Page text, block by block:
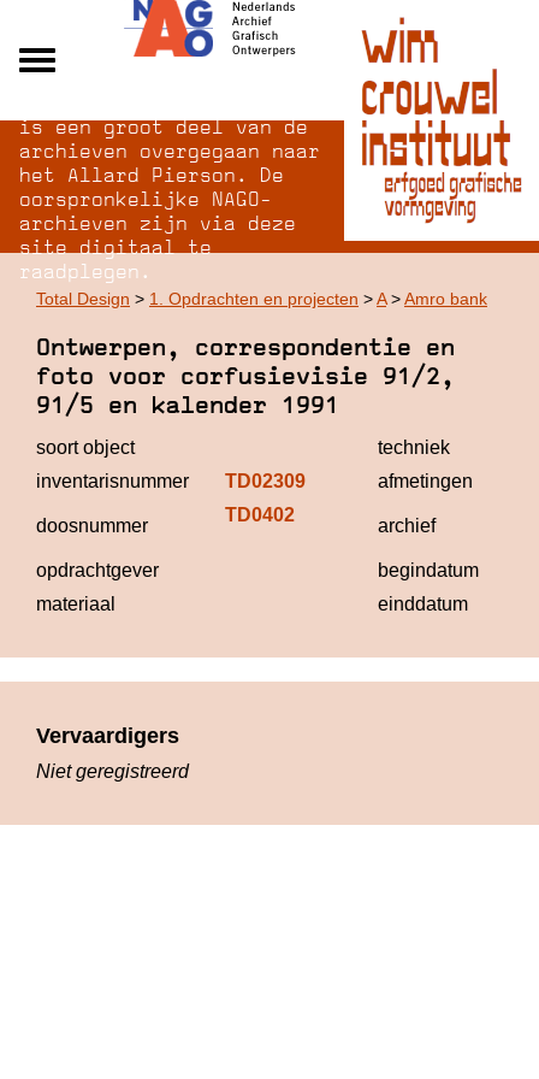
Over NAGO
Over WCI
Inloggen
is een groot deel van de
archieven overgegaan naar
het Allard Pierson. De
oorspronkelijke NAGO-
archieven zijn via deze
site digitaal te
raadplegen.
Total Design > 1. Opdrachten en projecten >A>Amro bank
Ontwerpen, correspondentie en
foto voor corfusievisie 91/2,
91/5 en kalender 1991
soort object
techniek
inventarisnummer
TD02309 afmetingen
doosnummer
TD0402
archief
opdrachtgever
begindatum
materiaal
einddatum
Vervaardigers
Niet geregistreerd